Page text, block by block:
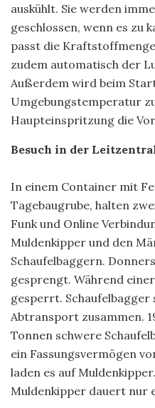
auskühlt. Sie werden
geschlossen, wenn es
passt die
zudem automatisch der
Außerdem wird beim
Umgebungstemperatur
Haupteinspritzung die
Besuch in der
In einem Container mit
Tagebaugrube, halten
Funk und Online
Muldenkipper und den
Schaufelbaggern.
gesprengt. Während
gesperrt. Schaufelbagger
Abtransport zusammen.
Tonnen schwere
ein Fassungsvermögen
laden es auf
Muldenkipper dauert nur